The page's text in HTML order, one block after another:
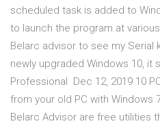
scheduled task is added to
to launch the program at
Belarc advisor to see my Serial
newly upgraded Windows 10, it
Professional Dec 12, 2019 10
from your old PC with Windows
Belarc Advisor are free utilities